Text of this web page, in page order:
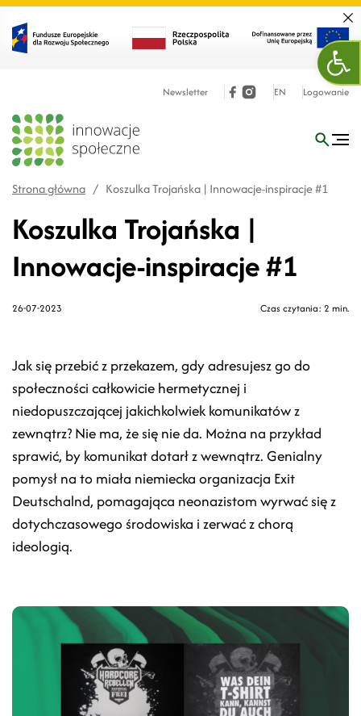
Newsletter EN Logowanie
Strona główna / Koszulka Trojańska | Innowacje-inspiracje #1
Koszulka Trojańska |
Innowacje-inspiracje #1
26-07-2023 Czas czytania: 2 min.
Jak się przebić z przekazem, gdy adresujesz go do
społeczności całkowicie hermetycznej i
niedopuszczającej jakichkolwiek komunikatów z
zewnątrz? Nie ma, że się nie da. Można na przykład
sprawić, by komunikat dotarł z wewnątrz. Genialny
pomysł na to miała niemiecka organizacja Exit
Deutschalnd, pomagająca neonazistom wyrwać się z
dotychczasowego środowiska i zerwać z chorą
ideologią.